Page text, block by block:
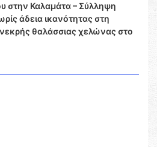
στην Καλαμάτα – Σύλληψη
άδεια ικανότητας στη
θαλάσσιας χελώνας στο